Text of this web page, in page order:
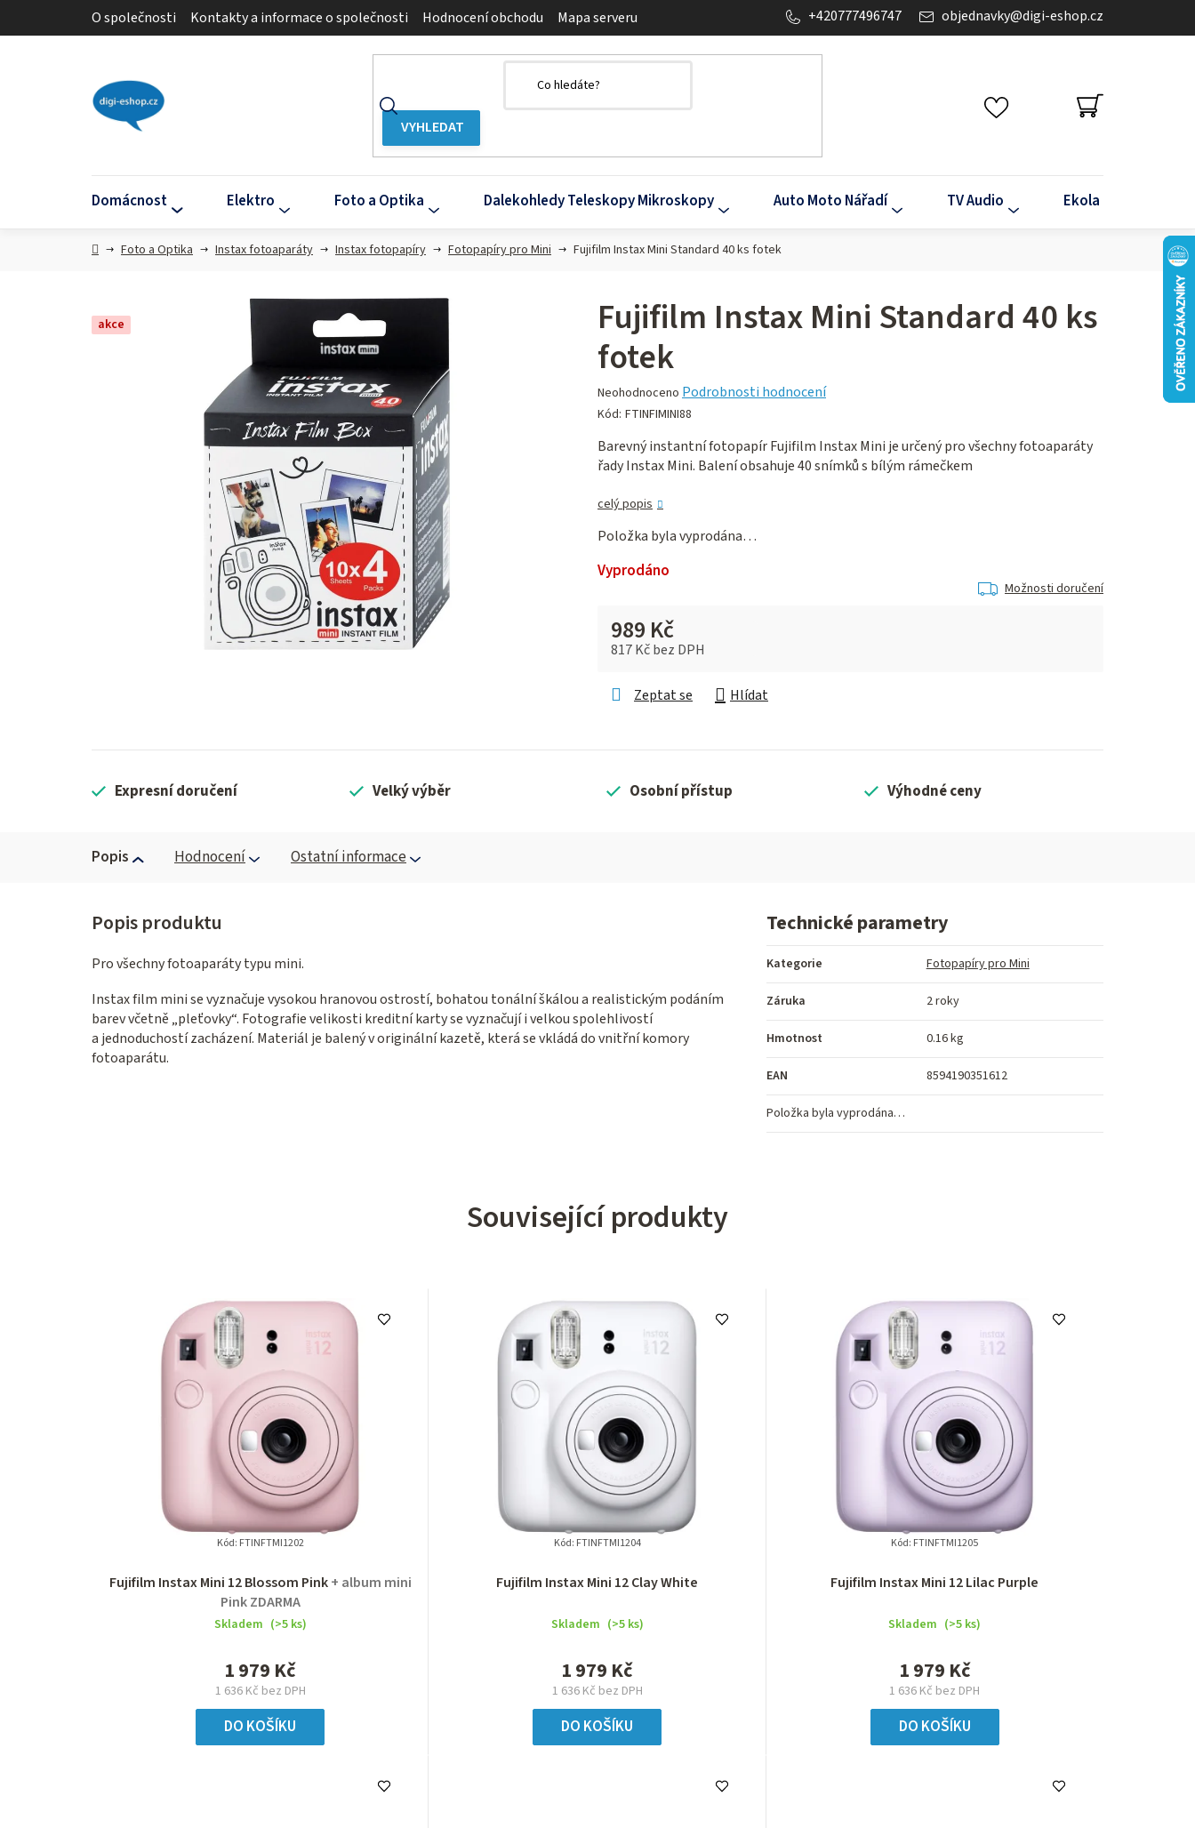
O společnosti Kontakty a informace o společnosti Hodnocení obchodu Mapa serveru objednavky@digi-eshop.cz
+420777496747
NÁKUPNÍ
KOŠÍK
Domácnost Elektro Foto a Optika Dalekohledy Teleskopy Mikroskopy Auto Moto Nářadí TV Audio Ekola
DomůFoto a Optika Instax fotoaparáty Instax fotopapíry Fotopapíry pro Mini Fujifilm Instax Mini Standard 40 ks fotek
Fujifilm Instax Mini Standard 40 ks
fotek
Průměrné
hodnocení
je
0,0
hvězdiček.
Neohodnoceno Podrobnosti hodnocení
Kód: FTINFIMINI88
Barevný instantní fotopapír Fujifilm Instax Mini je určený pro všechny fotoaparáty
řady Instax Mini. Balení obsahuje 40 snímků s bílým rámečkem
celý popis
Položka byla vyprodána…
Vyprodáno
Možnosti doručení
989 Kč
817 Kč bez DPH
Zeptat se
Hlídat
akce
Expresní doručení Velký výběr Osobní přístup Výhodné ceny
Popis Hodnocení Ostatní informace
Pro všechny fotoaparáty typu mini.
Instax film mini se vyznačuje vysokou hranovou ostrostí, bohatou tonální škálou a realistickým podáním
barev včetně „pleťovky“. Fotografie velikosti kreditní karty se vyznačují i velkou spolehlivostí
a jednoduchostí zacházení. Materiál je balený v originální kazetě, která se vkládá do vnitřní komory
fotoaparátu.
Technické parametry
Kategorie Fotopapíry pro Mini
Záruka 2 roky
Hmotnost 0.16 kg
EAN 8594190351612
Položka byla vyprodána…
Související produkty
Fujifilm Instax Mini 12 Blossom Pink+ album mini
Pink ZDARMA
Skladem (>5 ks)
1 636 Kč bez DPH
1 979 Kč
DO KOŠÍKU
Kód: FTINFTMI1202
Fujifilm Instax Mini 12 Clay White
Skladem (>5 ks)
1 636 Kč bez DPH
1 979 Kč
DO KOŠÍKU
Kód: FTINFTMI1204
Fujifilm Instax Mini 12 Lilac Purple
Skladem (>5 ks)
1 636 Kč bez DPH
1 979 Kč
DO KOŠÍKU
Kód: FTINFTMI1205